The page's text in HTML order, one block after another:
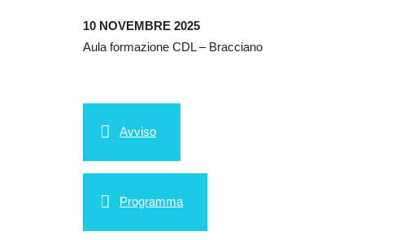
10 NOVEMBRE 2025
Aula formazione CDL – Bracciano
Avviso
Programma